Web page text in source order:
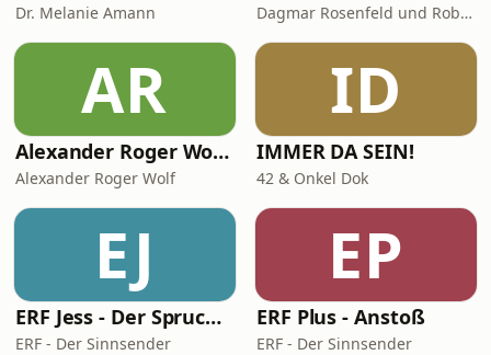
Dr. Melanie Amann Dagmar Rosenfeld und Robin Alexander
AR
Alexander Roger Wolf - 🎙 Get the Job – Der Podcast für starke Präsenz vor der Kamera & auf Social Media
Alexander Roger Wolf
ID
IMMER DA SEIN!
42 & Onkel Dok
EJ
ERF Jess - Der Spruch des Tages
ERF - Der Sinnsender
EP
ERF Plus - Anstoß
ERF - Der Sinnsender